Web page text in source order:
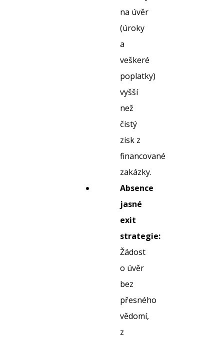
na úvěr
(úroky
a
veškeré
poplatky)
vyšší
než
čistý
zisk z
financované
zakázky.
Absence
jasné
exit
strategie:
Žádost
o úvěr
bez
přesného
vědomí,
z